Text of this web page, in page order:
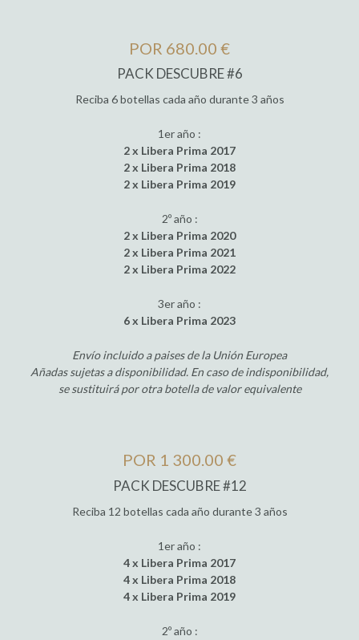
POR 680.00 €
PACK DESCUBRE #6
Reciba 6 botellas cada año durante 3 años
1er año :
2 x Libera Prima 2017
2 x Libera Prima 2018
2 x Libera Prima 2019
2º año :
2 x Libera Prima 2020
2 x Libera Prima 2021
2 x Libera Prima 2022
3er año :
6 x Libera Prima 2023
Envío incluido a paises de la Unión Europea
Añadas sujetas a disponibilidad. En caso de indisponibilidad,
se sustituirá por otra botella de valor equivalente
POR 1 300.00 €
PACK DESCUBRE #12
Reciba 12 botellas cada año durante 3 años
1er año :
4 x Libera Prima 2017
4 x Libera Prima 2018
4 x Libera Prima 2019
2º año :